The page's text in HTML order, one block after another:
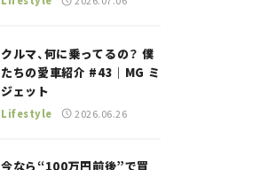
クルマ、何に乗ってるの？ 僕
たちの愛車紹介 #43｜MG ミ
ジェット
Lifestyle 2026.06.26
今なら“100万円前後”で買